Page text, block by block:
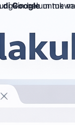
belum
di Googleuntuk